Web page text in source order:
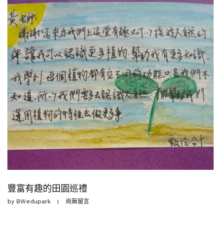
豐富有趣的田園巡禮
by BWedupark 尚無留言